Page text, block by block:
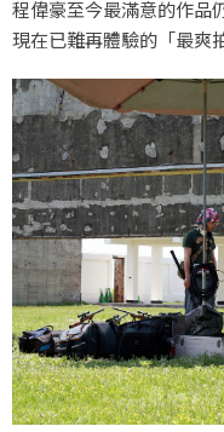
程偉豪至今最滿意的作品
現在已難再體驗的「最爽